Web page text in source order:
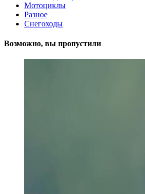
Мотоциклы
Разное
Снегоходы
Возможно, вы пропустили